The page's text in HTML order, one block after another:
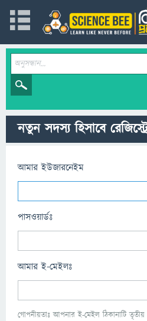
নতুন সদস্য হিসাবে
আমার ইউজারনেইম
পাসওয়ার্ডঃ
আমার ই-মেইলঃ
গোপনীয়তাঃ আপনার ই-মেইল ঠিকানাটি